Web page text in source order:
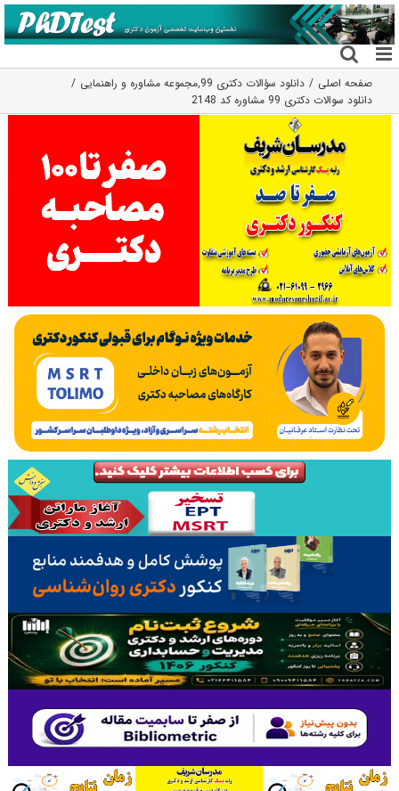
رفتن
به
محتوا
صفحه اصلی دانلود سؤالات دکتری 99 ,مجموعه مشاوره و راهنمایی
دانلود سوالات دکتری 99 مشاوره کد 2148